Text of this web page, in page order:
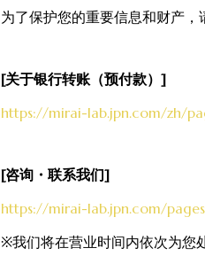
为了保护您的重要信息和财产，
[关于银行转账（预付款）]
https://mirai-lab.jpn.com/zh/
[咨询・联系我们]
https://mirai-lab.jpn.com/
※我们将在营业时间内依次为您